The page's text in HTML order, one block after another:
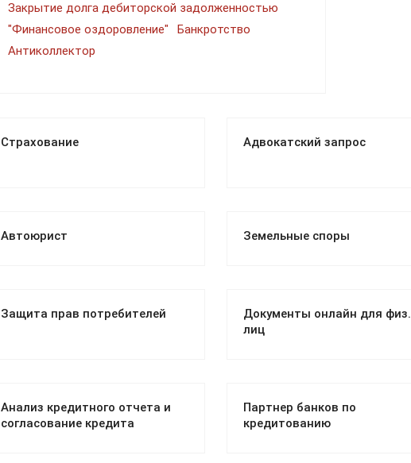
Закрытие долга дебиторской задолженностью
"Финансовое оздоровление"
Банкротство
Антиколлектор
Страхование Адвокатский запрос
Автоюрист Земельные споры
Защита прав потребителей
Документы онлайн для физ.
лиц
Анализ кредитного отчета и
согласование кредита
Партнер банков по
кредитованию